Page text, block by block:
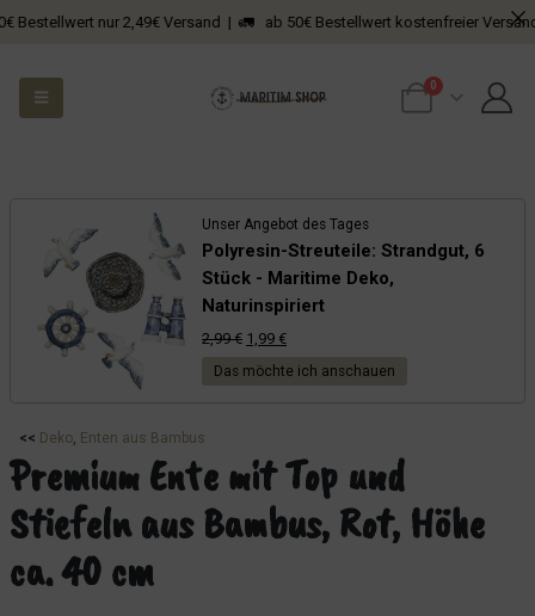
nur 2,49€ Versand | 🚛 ab 50€ Bestellwert kostenfreier Versand
0
Unser Angebot des Tages
Polyresin-Streuteile: Strandgut, 6
Stück - Maritime Deko,
Naturinspiriert
2,99€ Ursprünglicher
Preis
1,99 €Aktueller
Preis
Das möchte ich anschauen
<< Deko, Enten aus Bambus
Premium Ente mit Top und
Stiefeln aus Bambus, Rot, Höhe
ca. 40 cm